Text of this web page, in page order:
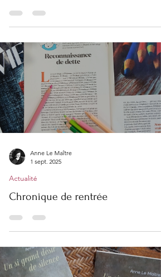
Anne Le Maître
12 oct. 2025
Actualité
Marthe ou Marie ? Chronique
d'octobre
Anne Le Maître
1 sept. 2025